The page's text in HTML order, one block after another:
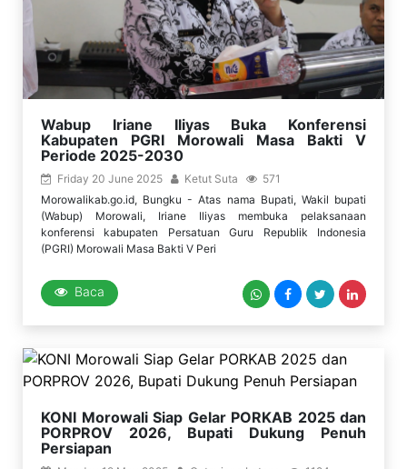
Wabup Iriane Iliyas Buka Konferensi
Kabupaten PGRI Morowali Masa Bakti V
Periode 2025-2030
Friday 20 June 2025 Ketut Suta
571
Morowalikab.go.id, Bungku - Atas nama Bupati, Wakil bupati
(Wabup) Morowali, Iriane Iliyas membuka pelaksanaan
konferensi kabupaten Persatuan Guru Republik Indonesia
(PGRI) Morowali Masa Bakti V Peri
Baca
KONI Morowali Siap Gelar PORKAB 2025 dan
PORPROV 2026, Bupati Dukung Penuh
Persiapan